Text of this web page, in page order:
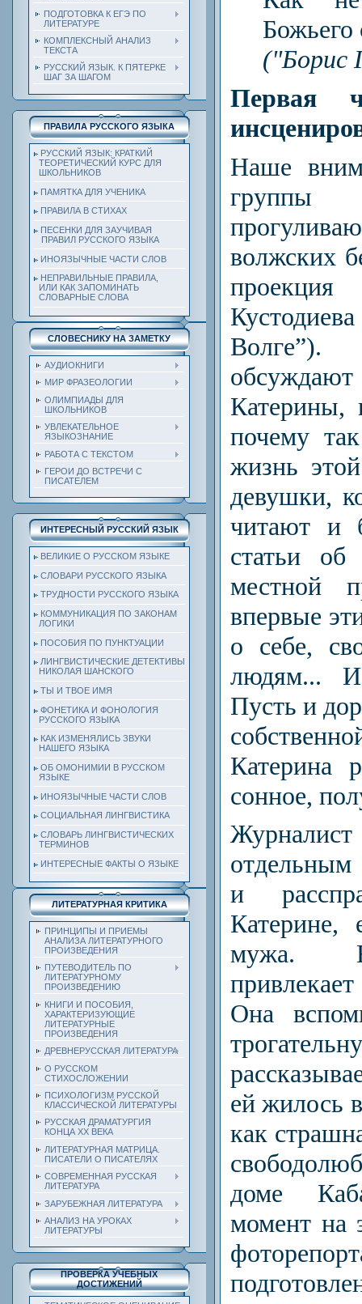
ПОДГОТОВКА К ЕГЭ ПО
ЛИТЕРАТУРЕ
КОМПЛЕКСНЫЙ АНАЛИЗ
ТЕКСТА
РУССКИЙ ЯЗЫК. К ПЯТЕРКЕ
ШАГ ЗА ШАГОМ
ПРАВИЛА РУССКОГО ЯЗЫКА
РУССКИЙ ЯЗЫК: КРАТКИЙ
ТЕОРЕТИЧЕСКИЙ КУРС ДЛЯ
ШКОЛЬНИКОВ
ПАМЯТКА ДЛЯ УЧЕНИКА
ПРАВИЛА В СТИХАХ
ПЕСЕНКИ ДЛЯ ЗАУЧИВАЯ
ПРАВИЛ РУССКОГО ЯЗЫКА
ИНОЯЗЫЧНЫЕ ЧАСТИ СЛОВ
НЕПРАВИЛЬНЫЕ ПРАВИЛА,
ИЛИ КАК ЗАПОМИНАТЬ
СЛОВАРНЫЕ СЛОВА
СЛОВЕСНИКУ НА ЗАМЕТКУ
АУДИОКНИГИ
МИР ФРАЗЕОЛОГИИ
ОЛИМПИАДЫ ДЛЯ
ШКОЛЬНИКОВ
УВЛЕКАТЕЛЬНОЕ
ЯЗЫКОЗНАНИЕ
РАБОТА С ТЕКСТОМ
ГЕРОИ ДО ВСТРЕЧИ С
ПИСАТЕЛЕМ
ИНТЕРЕСНЫЙ РУССКИЙ ЯЗЫК
ВЕЛИКИЕ О РУССКОМ ЯЗЫКЕ
СЛОВАРИ РУССКОГО ЯЗЫКА
ТРУДНОСТИ РУССКОГО ЯЗЫКА
КОММУНИКАЦИЯ ПО ЗАКОНАМ
ЛОГИКИ
ПОСОБИЯ ПО ПУНКТУАЦИИ
ЛИНГВИСТИЧЕСКИЕ ДЕТЕКТИВЫ
НИКОЛАЯ ШАНСКОГО
ТЫ И ТВОЕ ИМЯ
ФОНЕТИКА И ФОНОЛОГИЯ
РУССКОГО ЯЗЫКА
КАК ИЗМЕНЯЛИСЬ ЗВУКИ
НАШЕГО ЯЗЫКА
ОБ ОМОНИМИИ В РУССКОМ
ЯЗЫКЕ
ИНОЯЗЫЧНЫЕ ЧАСТИ СЛОВ
СОЦИАЛЬНАЯ ЛИНГВИСТИКА
СЛОВАРЬ ЛИНГВИСТИЧЕСКИХ
ТЕРМИНОВ
ИНТЕРЕСНЫЕ ФАКТЫ О ЯЗЫКЕ
ЛИТЕРАТУРНАЯ КРИТИКА
ПРИНЦИПЫ И ПРИЕМЫ
АНАЛИЗА ЛИТЕРАТУРНОГО
ПРОИЗВЕДЕНИЯ
ПУТЕВОДИТЕЛЬ ПО
ЛИТЕРАТУРНОМУ
ПРОИЗВЕДЕНИЮ
КНИГИ И ПОСОБИЯ,
ХАРАКТЕРИЗУЮЩИЕ
ЛИТЕРАТУРНЫЕ
ПРОИЗВЕДЕНИЯ
ДРЕВНЕРУССКАЯ ЛИТЕРАТУРА
О РУССКОМ
СТИХОСЛОЖЕНИИ
ПСИХОЛОГИЗМ РУССКОЙ
КЛАССИЧЕСКОЙ ЛИТЕРАТУРЫ
РУССКАЯ ДРАМАТУРГИЯ
КОНЦА ХХ ВЕКА
ЛИТЕРАТУРНАЯ МАТРИЦА.
ПИСАТЕЛИ О ПИСАТЕЛЯХ
СОВРЕМЕННАЯ РУССКАЯ
ЛИТЕРАТУРА
ЗАРУБЕЖНАЯ ЛИТЕРАТУРА
АНАЛИЗ НА УРОКАХ
ЛИТЕРАТУРЫ
ПРОВЕРКА УЧЕБНЫХ
ДОСТИЖЕНИЙ
Божьего
("Борис
Первая
Наше
волжских
проекция
Катерины,
почему
жизнь
девушки,
читают и
статьи
местной
впервые
о себе,
людям... И
Пусть и
Катерина
сонное,
и
мужа.
Она
ей жилось
как
доме
момент на